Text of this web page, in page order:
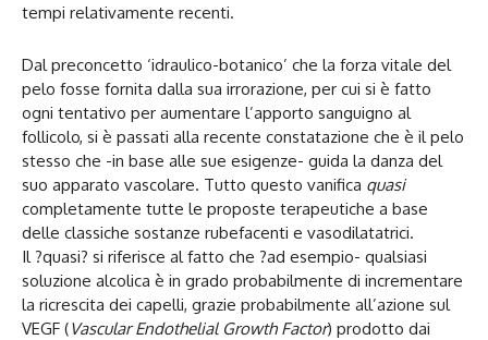
tempi relativamente recenti.
Dal preconcetto ‘idraulico-botanico’ che la forza vitale del
pelo fosse fornita dalla sua irrorazione, per cui si è fatto
ogni tentativo per aumentare l’apporto sanguigno al
follicolo, si è passati alla recente constatazione che è il pelo
stesso che -in base alle sue esigenze- guida la danza del
suo apparato vascolare. Tutto questo vanifica quasi
completamente tutte le proposte terapeutiche a base
delle classiche sostanze rubefacenti e vasodilatatrici.
Il ?quasi? si riferisce al fatto che ?ad esempio- qualsiasi
soluzione alcolica è in grado probabilmente di incrementare
la ricrescita dei capelli, grazie probabilmente all’azione sul
VEGF (Vascular Endothelial Growth Factor) prodotto dai